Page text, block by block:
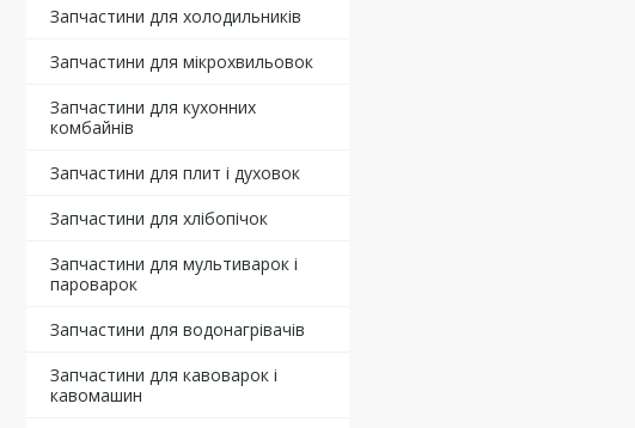
Запчастини для холодильників
Запчастини для мікрохвильовок
Запчастини для кухонних
комбайнів
Запчастини для плит і духовок
Запчастини для хлібопічок
Запчастини для мультиварок і
пароварок
Запчастини для водонагрівачів
Запчастини для кавоварок і
кавомашин